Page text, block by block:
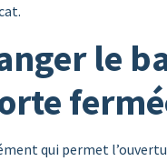
le
qui permet